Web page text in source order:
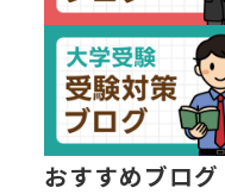
おすすめブログ